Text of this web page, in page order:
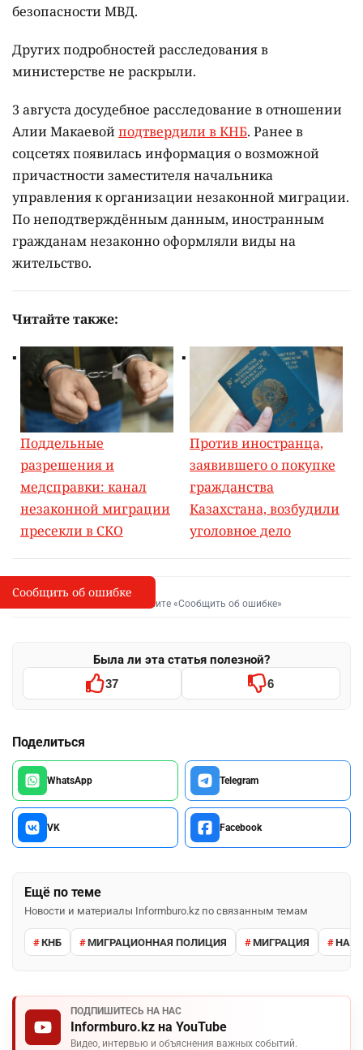
безопасности МВД.
Других подробностей расследования в
министерстве не раскрыли.
3 августа досудебное расследование в отношении
Алии Макаевойподтвердили в КНБ. Ранее в
соцсетях появилась информация о возможной
причастности заместителя начальника
управления к организации незаконной миграции.
По неподтверждённым данным, иностранным
гражданам незаконно оформляли виды на
жительство.
Читайте также:
Поддельные
разрешения и
медсправки: канал
незаконной миграции
пресекли в СКО
Против иностранца,
заявившего о покупке
гражданства
Казахстана, возбудили
уголовное дело
I
Сообщить об опечатке
Выделите фрагмент и нажмите «Сообщить об ошибке»
Была ли эта статья полезной?
37 6
Поделиться
WhatsApp Telegram
VK Facebook
Ещё по теме
Новости и материалы Informburo.kz по связанным темам
КНБ МИГРАЦИОННАЯ ПОЛИЦИЯ МИГРАЦИЯ
ПОДПИШИТЕСЬ НА НАС
Informburo.kz на YouTube
Видео, интервью и объяснения важных событий.
Сообщить об ошибке